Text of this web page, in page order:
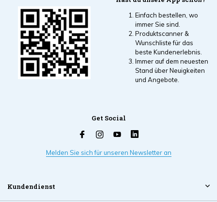
Einfach bestellen, wo
immer Sie sind.
Produktscanner &
Wunschliste für das
beste Kundenerlebnis.
Immer auf dem neuesten
Stand über Neuigkeiten
und Angebote.
Get Social
Melden Sie sich für unseren Newsletter an
Kundendienst